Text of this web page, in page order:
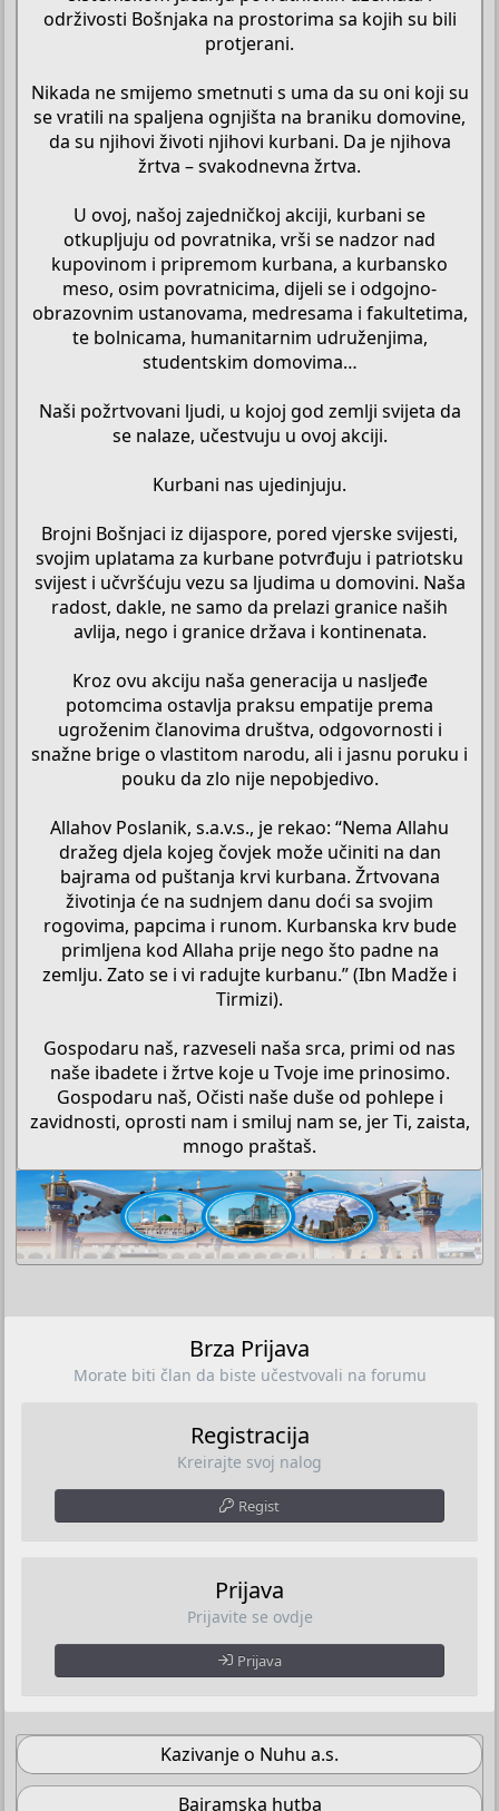
održivosti Bošnjaka na prostorima sa kojih su bili
protjerani.
Nikada ne smijemo smetnuti s uma da su oni koji su
se vratili na spaljena ognjišta na braniku domovine,
da su njihovi životi njihovi kurbani. Da je njihova
žrtva – svakodnevna žrtva.
U ovoj, našoj zajedničkoj akciji, kurbani se
otkupljuju od povratnika, vrši se nadzor nad
kupovinom i pripremom kurbana, a kurbansko
meso, osim povratnicima, dijeli se i odgojno-
obrazovnim ustanovama, medresama i fakultetima,
te bolnicama, humanitarnim udruženjima,
studentskim domovima…
Naši požrtvovani ljudi, u kojoj god zemlji svijeta da
se nalaze, učestvuju u ovoj akciji.
Kurbani nas ujedinjuju.
Brojni Bošnjaci iz dijaspore, pored vjerske svijesti,
svojim uplatama za kurbane potvrđuju i patriotsku
svijest i učvršćuju vezu sa ljudima u domovini. Naša
radost, dakle, ne samo da prelazi granice naših
avlija, nego i granice država i kontinenata.
Kroz ovu akciju naša generacija u nasljeđe
potomcima ostavlja praksu empatije prema
ugroženim članovima društva, odgovornosti i
snažne brige o vlastitom narodu, ali i jasnu poruku i
pouku da zlo nije nepobjedivo.
Allahov Poslanik, s.a.v.s., je rekao: “Nema Allahu
dražeg djela kojeg čovjek može učiniti na dan
bajrama od puštanja krvi kurbana. Žrtvovana
životinja će na sudnjem danu doći sa svojim
rogovima, papcima i runom. Kurbanska krv bude
primljena kod Allaha prije nego što padne na
zemlju. Zato se i vi radujte kurbanu.” (Ibn Madže i
Tirmizi).
Gospodaru naš, razveseli naša srca, primi od nas
naše ibadete i žrtve koje u Tvoje ime prinosimo.
Gospodaru naš, Očisti naše duše od pohlepe i
zavidnosti, oprosti nam i smiluj nam se, jer Ti, zaista,
mnogo praštaš.​
Brza Prijava
Morate biti član da biste učestvovali na forumu
Registracija
Kreirajte svoj nalog
Regist
Prijava
Prijavite se ovdje
Prijava
Kazivanje o Nuhu a.s.
Bajramska hutba